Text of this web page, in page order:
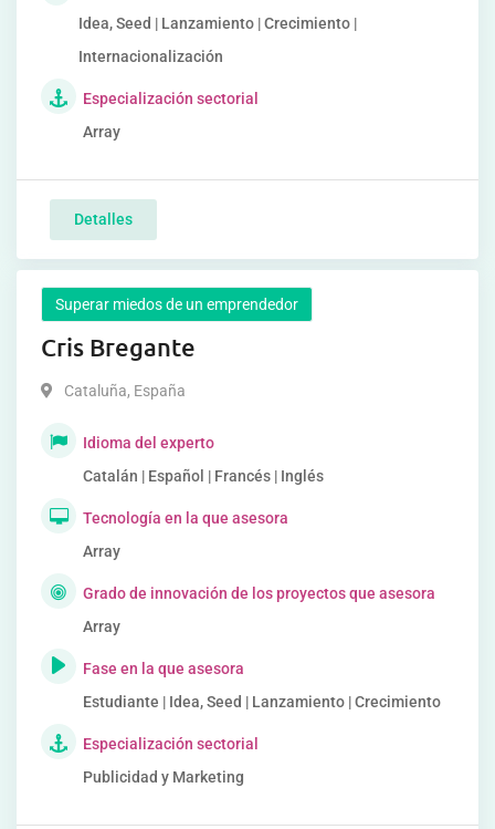
Idea, Seed | Lanzamiento | Crecimiento |
Internacionalización
Especialización sectorial
Array
Detalles
Superar miedos de un emprendedor
Cris Bregante
Cataluña, España
Idioma del experto
Catalán | Español | Francés | Inglés
Tecnología en la que asesora
Array
Grado de innovación de los proyectos que asesora
Array
Fase en la que asesora
Estudiante | Idea, Seed | Lanzamiento | Crecimiento
Especialización sectorial
Publicidad y Marketing